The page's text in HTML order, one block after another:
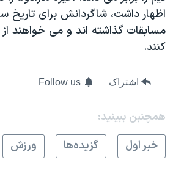
همایش محافظه‌کاران آمریکا «سی‌پک»
اظهار داشت، شاگردانش برای تاریخ
مسابقات گذاشته اند و می خواهند از
کنند.
اشتراک Follow us
همچنبن ببینید:
خبر اول
گزيده‌ها ورزش